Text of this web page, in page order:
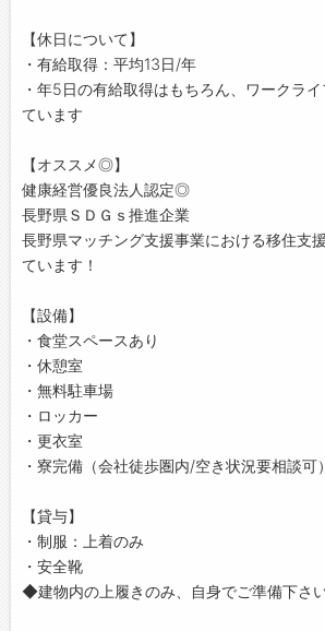
【休日について】
・有給取得：平均13日/年
・年5日の有給取得はもちろん、ワークラ
ています
【オススメ◎】
健康経営優良法人認定◎
長野県ＳＤＧｓ推進企業
長野県マッチング支援事業における移住支
ています！
【設備】
・食堂スペースあり
・休憩室
・無料駐車場
・ロッカー
・更衣室
・寮完備（会社徒歩圏内/空き状況要相談可）
【貸与】
・制服：上着のみ
・安全靴
◆建物内の上履きのみ、自身でご準備下さ